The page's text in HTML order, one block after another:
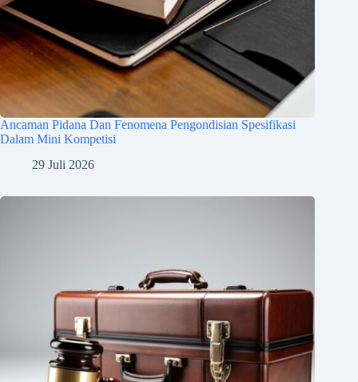
Ancaman Pidana Dan Fenomena Pengondisian Spesifikasi
Dalam Mini Kompetisi
29 Juli 2026